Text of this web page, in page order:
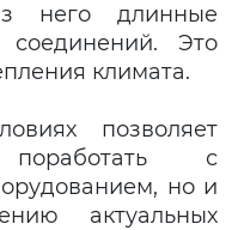
него длинные
соединений. Это
климата.
позволяет
поработать с
но и
актуальных